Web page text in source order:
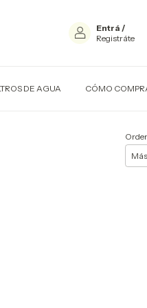
Entrá /
Registráte
DE AGUA CÓMO